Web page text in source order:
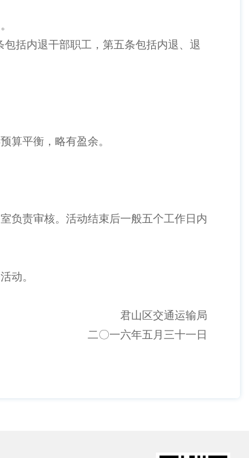
括内退干部职工，第五条包括内退、退
算平衡，略有盈余。
负责审核。活动结束后一般五个工作日内
动。
君山区交通运输局
二〇一六年五月三十一日